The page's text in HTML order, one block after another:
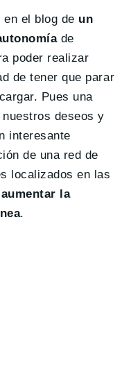
en el blog de un
de
poder realizar
de tener que parar
Pues una
deseos y
interesante
de una red de
localizados en las
la
.